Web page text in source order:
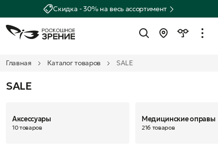
Скидка - 30% на весь ассортимент
Главная Каталог товаров SALE
SALE
Аксессуары
10 товаров
Медицинские оправы
216 товаров